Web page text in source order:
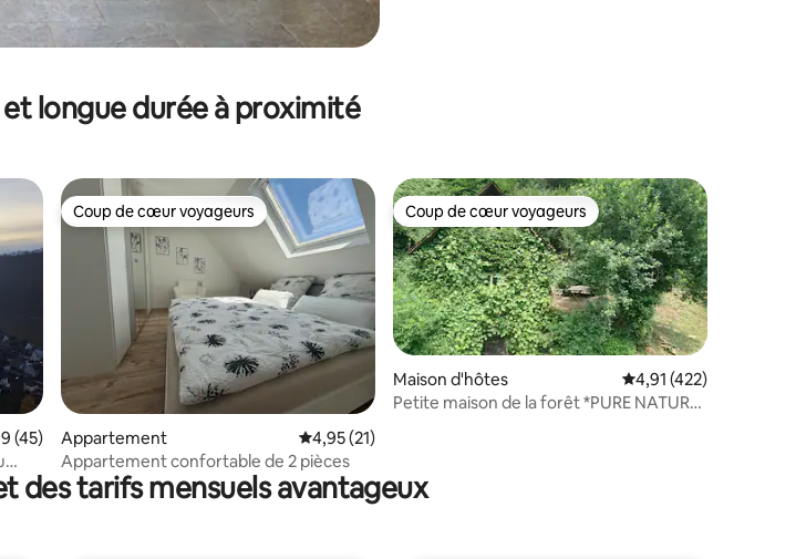
longue durée à proximité
: 4,95 sur 5
moyenne sur la base de 45 commentaires : 4,89 sur 5
(45)
Coup de cœur voyageurs
Coup de cœur voyageurs
Appartement Évaluation moyenne sur la base de 21 commentaires : 4,95 sur 5
4,95 (21)
Appartement confortable de 2 pièces
Coup de cœur voyageurs
Coup de cœur voyageurs
Maison d'hôtes Évaluation moyenne
4,91 (422)
Petite maison de la forêt *PURE NATURE*
des tarifs mensuels avantageux